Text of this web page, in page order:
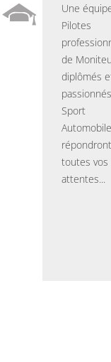
Une
Pilotes
de
diplômés
Sport
Automobile
toutes vos
attentes...